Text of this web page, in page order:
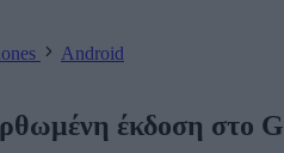
Android
έκδοση στο